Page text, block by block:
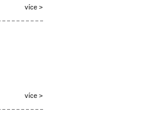
více >
více >